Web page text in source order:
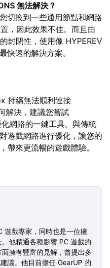
無法解決？
切換到一些通用節點和網路
，因此效果不佳。而且由
封閉性，使用像 HYPEREV
快速的解決方案。
持續無法順利連接
解決，建議您嘗試
網路的一鍵工具。與傳統
遊戲網路進行優化，讓您的
帶來更流暢的遊戲體驗。
遊戲專家，同時也是一位擁
他精通各種影響 PC 遊戲的
擁有豐富的見解，曾提出多
議。他目前擔任 GearUP 的